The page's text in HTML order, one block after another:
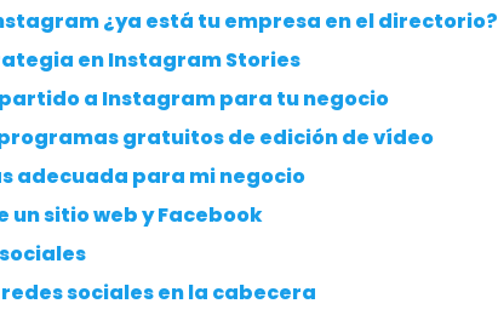
¿ya está tu empresa en el directorio?
en Instagram Stories
a Instagram para tu negocio
gratuitos de edición de vídeo
adecuada para mi negocio
un sitio web y Facebook
sociales en la cabecera